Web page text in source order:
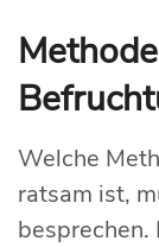
Welche
ratsam ist,
besprechen.